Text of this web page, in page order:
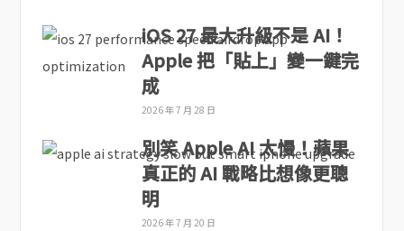
iOS 27 最大升級不是 AI！
Apple 把「貼上」變一鍵完
成
2026 年 7 月 28 日
別笑 Apple AI 太慢！蘋果
真正的 AI 戰略比想像更聰
明
2026 年 7 月 20 日